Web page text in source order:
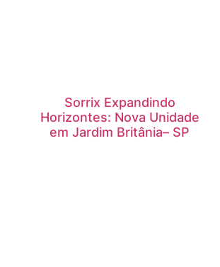
Sorrix Expandindo
Horizontes: Nova Unidade
em Jardim Britânia– SP